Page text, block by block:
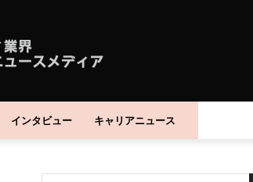
インタビュー キャリアニュース